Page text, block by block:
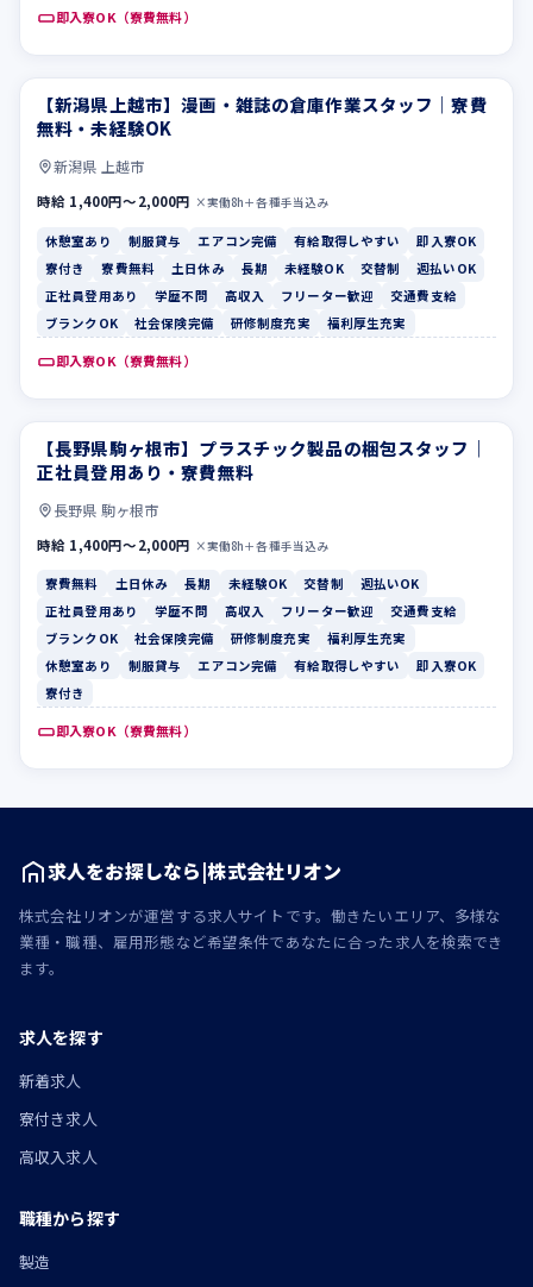
即入寮OK（寮費無料）
休憩室あり 制服貸与
【新潟県上越市】漫画・雑誌の倉庫作業スタッフ｜寮費
無料・未経験OK
新潟県 上越市
時給 1,400円〜2,000円 ×実働8h＋各種手当込み
休憩室あり 制服貸与 エアコン完備 有給取得しやすい
即入寮OK
寮付き
寮費無料 土日休み 長期 未経験OK 交替制
週払いOK
正社員登用あり
学歴不問 高収入 フリーター歓迎
交通費支給
ブランクOK
社会保険完備 研修制度充実 福利厚生充実
即入寮OK（寮費無料）
寮費無料 土日休み
【長野県駒ヶ根市】プラスチック製品の梱包スタッフ｜
正社員登用あり・寮費無料
長野県 駒ヶ根市
時給 1,400円〜2,000円 ×実働8h＋各種手当込み
寮費無料 土日休み 長期 未経験OK 交替制
週払いOK
正社員登用あり
学歴不問 高収入 フリーター歓迎
交通費支給
ブランクOK
社会保険完備 研修制度充実
福利厚生充実
休憩室あり
制服貸与 エアコン完備 有給取得しやすい
即入寮OK
寮付き
即入寮OK（寮費無料）
求人をお探しなら|株式会社リオン
株式会社リオンが運営する求人サイトです。働きたいエリア、多様な
業種・職種、雇用形態など希望条件であなたに合った求人を検索でき
ます。
求人を探す
新着求人
寮付き求人
高収入求人
職種から探す
製造